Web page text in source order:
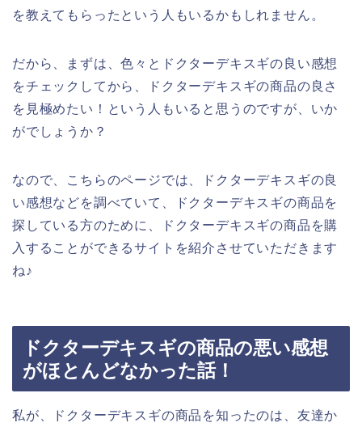
を教えてもらったという人もいるかもしれません。
だから、まずは、色々とドクターデキスギの良い感想
をチェックしてから、ドクターデキスギの商品の良さ
を見極めたい！という人もいると思うのですが、いか
がでしょうか？
なので、こちらのページでは、ドクターデキスギの良
い感想などを調べていて、ドクターデキスギの商品を
探している方のために、ドクターデキスギの商品を購
入することができるサイトを紹介させていただきます
ね♪
ドクターデキスギの商品の悪い感想
がほとんどなかった話！
私が、ドクターデキスギの商品を知ったのは、友達か